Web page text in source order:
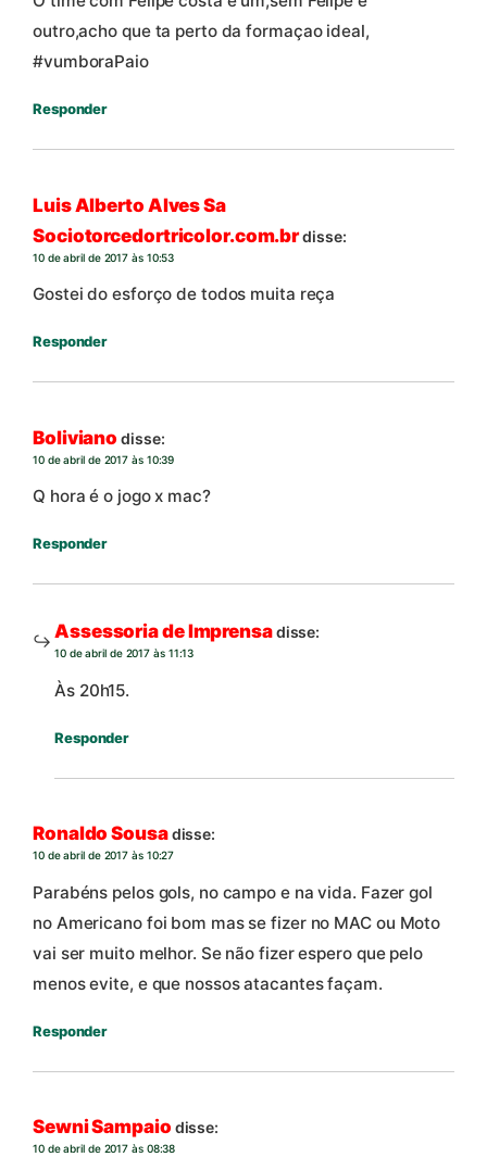
outro,acho que ta perto da formaçao ideal,
#vumboraPaio
Responder
Luis Alberto Alves Sa
Sociotorcedortricolor.com.brdisse:
10 de abril de 2017 às 10:53
Gostei do esforço de todos muita reça
Responder
Boliviano disse:
10 de abril de 2017 às 10:39
Q hora é o jogo x mac?
Responder
Assessoria de Imprensadisse:
10 de abril de 2017 às 11:13
Às 20h15.
Responder
Ronaldo Sousadisse:
10 de abril de 2017 às 10:27
Parabéns pelos gols, no campo e na vida. Fazer gol
no Americano foi bom mas se fizer no MAC ou Moto
vai ser muito melhor. Se não fizer espero que pelo
menos evite, e que nossos atacantes façam.
Responder
Sewni Sampaio disse:
10 de abril de 2017 às 08:38